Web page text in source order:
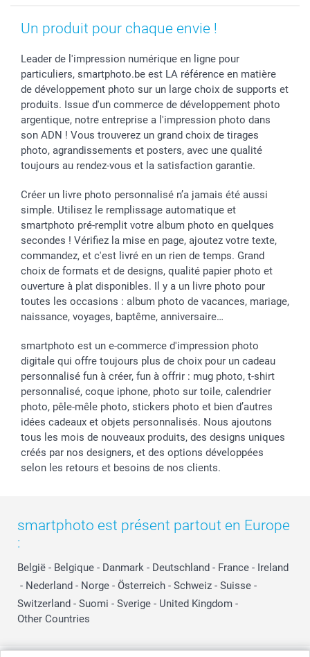
Saint-Valentin
Vacances
Gestion des cookies
Tarifs
Droit de rétractation
Grandes Quantités
Statut de ma commande
Un produit pour chaque envie !
Leader de l'impression numérique en ligne pour
particuliers, smartphoto.be est LA référence en matière
de développement photo sur un large choix de supports et
produits. Issue d'un commerce de développement photo
argentique, notre entreprise a l'impression photo dans
son ADN ! Vous trouverez un grand choix de tirages
photo, agrandissements et posters, avec une qualité
toujours au rendez-vous et la satisfaction garantie.
Créer un livre photo personnalisé n’a jamais été aussi
simple. Utilisez le remplissage automatique et
smartphoto pré-remplit votre album photo en quelques
secondes ! Vérifiez la mise en page, ajoutez votre texte,
commandez, et c'est livré en un rien de temps. Grand
choix de formats et de designs, qualité papier photo et
ouverture à plat disponibles. Il y a un livre photo pour
toutes les occasions : album photo de vacances, mariage,
naissance, voyages, baptême, anniversaire…
smartphoto est un e-commerce d'impression photo
digitale qui offre toujours plus de choix pour un cadeau
personnalisé fun à créer, fun à offrir : mug photo, t-shirt
personnalisé, coque iphone, photo sur toile, calendrier
photo, pêle-mêle photo, stickers photo et bien d’autres
idées cadeaux et objets personnalisés. Nous ajoutons
tous les mois de nouveaux produits, des designs uniques
créés par nos designers, et des options développées
selon les retours et besoins de nos clients.
smartphoto est présent partout en Europe
:
België - Belgique - Danmark - Deutschland - France - Ireland
- Nederland - Norge - Österreich - Schweiz - Suisse -
Switzerland - Suomi - Sverige - United Kingdom -
Other Countries